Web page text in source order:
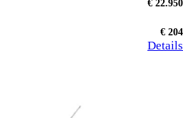
€ 22.950
€ 204
Details